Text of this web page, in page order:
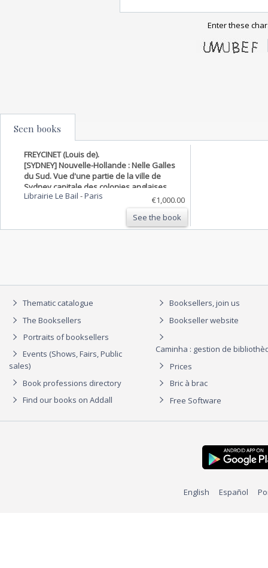
Enter these
Seen books
FREYCINET (Louis de).
[SYDNEY] Nouvelle-Hollande : Nelle Galles
du Sud. Vue d'une partie de la ville de
Sydney capitale des colonies anglaises
aux Terres Australes, et de l'entrée du Port
Jackson dans lequel cette ville est située.
Librairie Le Bail -Paris
€1,000.00
See the book
Thematic catalogue
The Booksellers
Portraits of booksellers
Events (Shows, Fairs, Public
sales)
Book professions directory
Find our books on Addall
Booksellers, join us
Bookseller website
Caminha : gestion de
Prices
Bric à brac
Free Software
English Español